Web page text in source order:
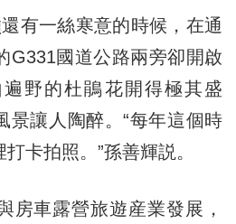
一絲寒意的時候，在通
G331國道公路兩旁卻開啟
野的杜鵑花開得極其盛
景讓人陶醉。“每年這個時
卡拍照。”孫善輝説。
車露營旅遊産業發展，